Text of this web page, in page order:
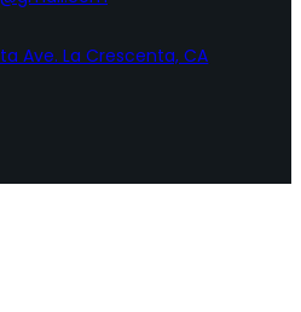
Ave. La Crescenta, CA